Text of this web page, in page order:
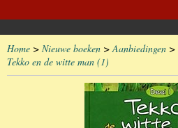
Home > Nieuwe boeken >Aanbiedingen >
Tekko en de witte man (1)